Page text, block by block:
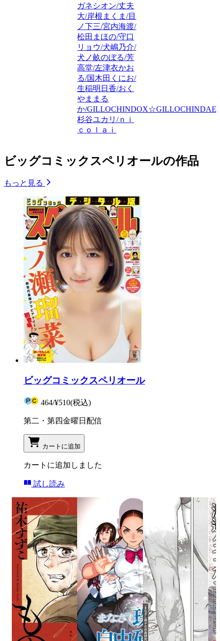
ガネシオン/丈夫
大/岸根まくま/目
ノ下三/宮内海渡/
松田まほの/守口
リョウ/犬嶋乃介/
犬ノ畝のぼる/芳
高堂/左津衣かお
る/国木田くにお/
生稲明日香/おく
やままる
か/GILLOCHINDOX☆GILLOCHINDAE/
杉谷ユカリ/ｎｉ
ｃｏｌａｉ
ビッグコミックスペリオールの作品
もっと見る
ビッグコミックスペリオール
464/¥510(税込)
第二・第四金曜日配信
カートに追加
カートに追加しました
試し読み